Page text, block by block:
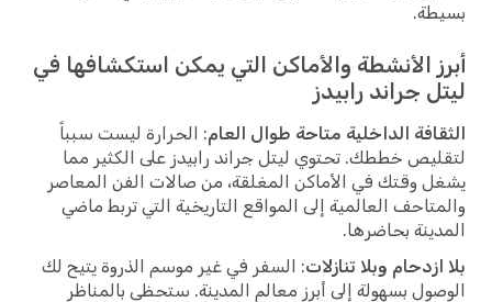
بسيطة.
أبرز الأنشطة والأماكن التي يمكن استكشافها في
ليتل جراند رابيدز
الثقافة الداخلية متاحة طوال العام: الحرارة ليست سبباً
لتقليص خططك. تحتوي ليتل جراند رابيدز على الكثير مما
يشغل وقتك في الأماكن المغلقة، من صالات الفن المعاصر
والمتاحف العالمية إلى المواقع التاريخية التي تربط ماضي
المدينة بحاضرها.
بلا ازدحام وبلا تنازلات: السفر في غير موسم الذروة يتيح لك
الوصول بسهولة إلى أبرز معالم المدينة. ستحظى بالمناظر